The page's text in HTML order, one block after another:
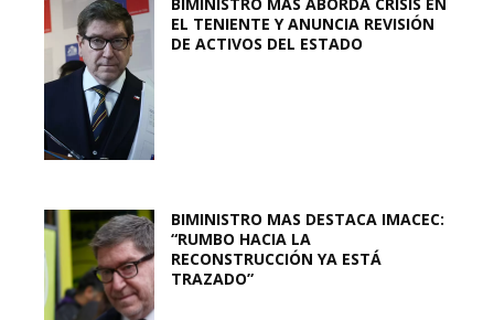
EL TENIENTE Y ANUNCIA REVISIÓN
DE ACTIVOS DEL ESTADO
BIMINISTRO MAS DESTACA IMACEC:
“RUMBO HACIA LA
RECONSTRUCCIÓN YA ESTÁ
TRAZADO”